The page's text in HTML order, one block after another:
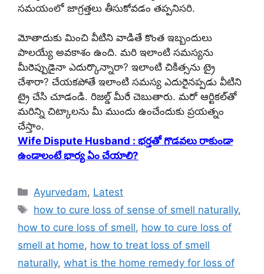
సమయంలో జాగ్రత్తలు తీసుకోవడం తప్పనిసరి.
మోతాదుకు మించి వీటిని వాడితే కొంత ఇబ్బందులు
పాలయ్యే అవకాశం ఉంది. మరి ఇలాంటి సమస్యను
మీరెప్పుడైనా ఎదుర్కొన్నారా? ఇలాంటి చికిత్సను ట్రై
చేశారా? చేయకపోతే ఇలాంటి సమస్య ఎదురైనప్పడు వీటిని
ట్రై చేసి చూడండి. రిజల్డ్ మీరే చెబుతారు. మరో ఆర్టికల్‌తో
మరిన్ని చిట్కాలను మీ ముందు ఉంచేందుకు ప్రయత్నం
చేస్తాం.
Wife Dispute Husband : భర్తతో గొడవలు రాకుండా
ఉండాలంటే భార్య ఏం చేయాలి?
Categories
Ayurvedam, Latest
Tags
how to cure loss of sense of smell naturally,
how to cure loss of smell, how to cure loss of
smell at home, how to treat loss of smell
naturally, what is the home remedy for loss of